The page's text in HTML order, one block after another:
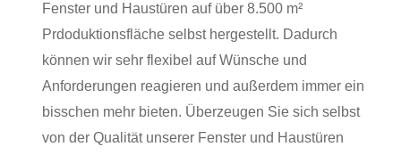
Fenster und Haustüren auf über 8.500 m²
Prdoduktionsfläche selbst hergestellt. Dadurch
können wir sehr flexibel auf Wünsche und
Anforderungen reagieren und außerdem immer ein
bisschen mehr bieten. Überzeugen Sie sich selbst
von der Qualität unserer Fenster und Haustüren